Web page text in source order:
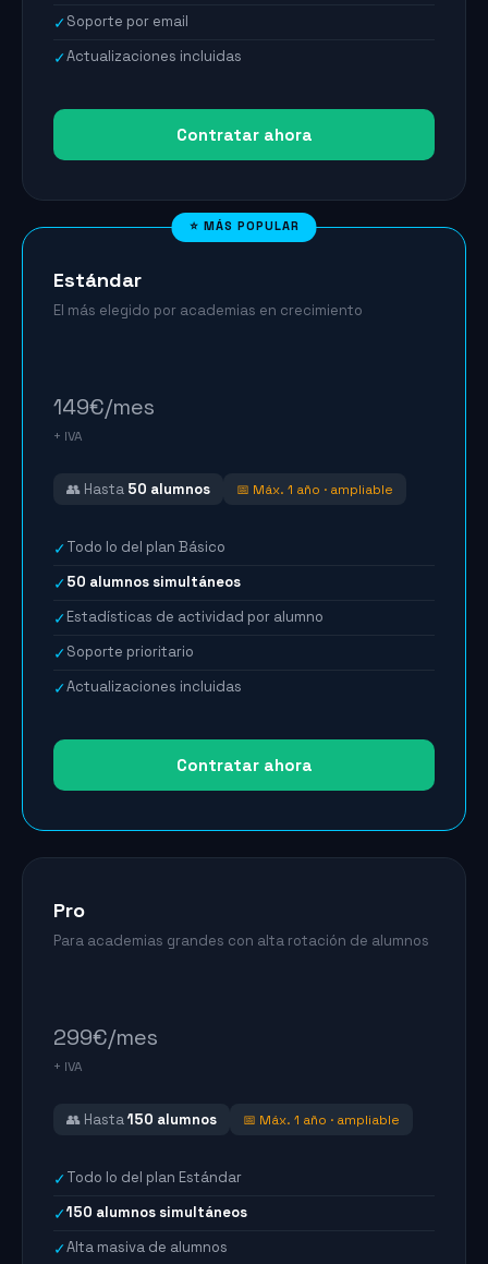
✓Soporte por email
✓Actualizaciones incluidas
Contratar ahora
⭐ MÁS POPULAR
Estándar
El más elegido por academias en crecimiento
149€/mes
+ IVA
👥 Hasta 50 alumnos 📅 Máx. 1 año · ampliable
✓Todo lo del plan Básico
✓50 alumnos simultáneos
✓Estadísticas de actividad por alumno
✓Soporte prioritario
✓Actualizaciones incluidas
Contratar ahora
Pro
Para academias grandes con alta rotación de alumnos
299€/mes
+ IVA
👥 Hasta150 alumnos 📅 Máx. 1 año · ampliable
✓Todo lo del plan Estándar
✓150 alumnos simultáneos
✓Alta masiva de alumnos